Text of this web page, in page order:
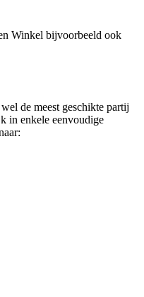
Winkel bijvoorbeeld ook
de meest geschikte partij
in enkele eenvoudige